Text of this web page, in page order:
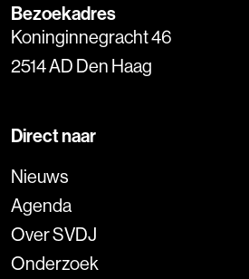
Bezoekadres
Koninginnegracht 46
2514 AD Den Haag
Direct naar
Nieuws
Agenda
Over SVDJ
Onderzoek